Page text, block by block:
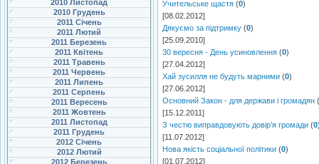
2010 Листопад
2010 Грудень
2011 Січень
2011 Лютий
2011 Березень
2011 Квітень
2011 Травень
2011 Червень
2011 Липень
2011 Серпень
2011 Вересень
2011 Жовтень
2011 Листопад
2011 Грудень
2012 Січень
2012 Лютий
2012 Березень
Учительське щастя (0)
[08.02.2012]
Дякуємо за підтримку (0)
[25.09.2010]
30 вересня - День усиновлення (0)
[27.04.2012]
Хай зусилля не будуть марними (0)
[27.06.2012]
Основний Закон - для держави і громадян (
[15.12.2011]
З честю виправдовують довір’я громади (0
[11.07.2012]
Нова якість соціальної політики (0)
[01.07.2012]